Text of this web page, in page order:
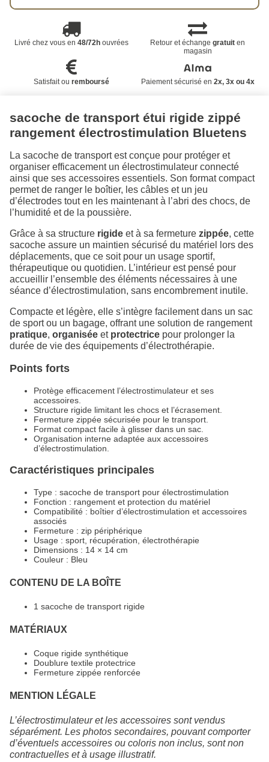
Livré chez vous en 48/72houvrées Retour et échangegratuit en
magasin
Satisfait ou remboursé Paiement sécurisé en 2x, 3x ou 4x
sacoche de transport étui rigide zippé
rangement électrostimulation Bluetens
La sacoche de transport est conçue pour protéger et
organiser efficacement un électrostimulateur connecté
ainsi que ses accessoires essentiels. Son format compact
permet de ranger le boîtier, les câbles et un jeu
d’électrodes tout en les maintenant à l’abri des chocs, de
l’humidité et de la poussière.
Grâce à sa structure rigide et à sa fermeture zippée, cette
sacoche assure un maintien sécurisé du matériel lors des
déplacements, que ce soit pour un usage sportif,
thérapeutique ou quotidien. L’intérieur est pensé pour
accueillir l’ensemble des éléments nécessaires à une
séance d’électrostimulation, sans encombrement inutile.
Compacte et légère, elle s’intègre facilement dans un sac
de sport ou un bagage, offrant une solution de rangement
pratique, organisée et protectrice pour prolonger la
durée de vie des équipements d’électrothérapie.
Points forts
Protège efficacement l’électrostimulateur et ses
accessoires.
Structure rigide limitant les chocs et l’écrasement.
Fermeture zippée sécurisée pour le transport.
Format compact facile à glisser dans un sac.
Organisation interne adaptée aux accessoires
d’électrostimulation.
Caractéristiques principales
Type : sacoche de transport pour électrostimulation
Fonction : rangement et protection du matériel
Compatibilité : boîtier d’électrostimulation et accessoires
associés
Fermeture : zip périphérique
Usage : sport, récupération, électrothérapie
Dimensions : 14 × 14 cm
Couleur : Bleu
CONTENU DE LA BOÎTE
1 sacoche de transport rigide
MATÉRIAUX
Coque rigide synthétique
Doublure textile protectrice
Fermeture zippée renforcée
MENTION LÉGALE
L’électrostimulateur et les accessoires sont vendus
séparément. Les photos secondaires, pouvant comporter
d’éventuels accessoires ou coloris non inclus, sont non
contractuelles et à usage illustratif.